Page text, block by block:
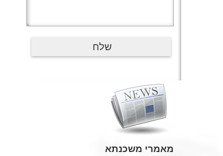
מאמרי משכנתא